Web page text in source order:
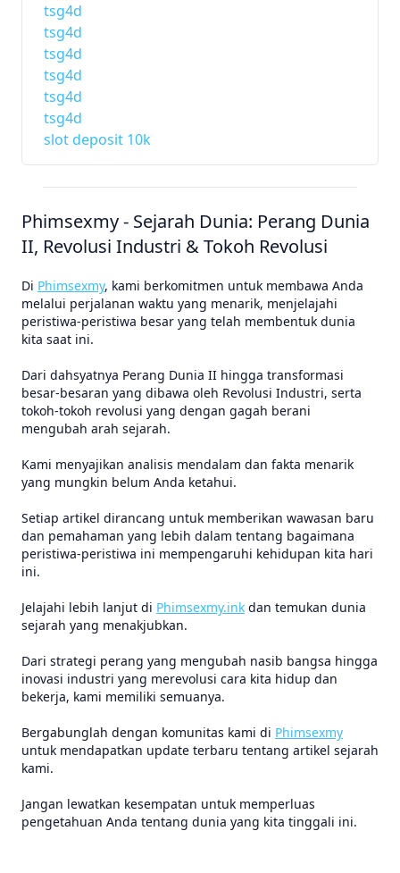
tsg4d
tsg4d
tsg4d
tsg4d
tsg4d
tsg4d
slot deposit 10k
Phimsexmy - Sejarah Dunia: Perang Dunia
II, Revolusi Industri & Tokoh Revolusi
Di Phimsexmy, kami berkomitmen untuk membawa Anda
melalui perjalanan waktu yang menarik, menjelajahi
peristiwa-peristiwa besar yang telah membentuk dunia
kita saat ini.
Dari dahsyatnya Perang Dunia II hingga transformasi
besar-besaran yang dibawa oleh Revolusi Industri, serta
tokoh-tokoh revolusi yang dengan gagah berani
mengubah arah sejarah.
Kami menyajikan analisis mendalam dan fakta menarik
yang mungkin belum Anda ketahui.
Setiap artikel dirancang untuk memberikan wawasan baru
dan pemahaman yang lebih dalam tentang bagaimana
peristiwa-peristiwa ini mempengaruhi kehidupan kita hari
ini.
Jelajahi lebih lanjut di Phimsexmy.ink dan temukan dunia
sejarah yang menakjubkan.
Dari strategi perang yang mengubah nasib bangsa hingga
inovasi industri yang merevolusi cara kita hidup dan
bekerja, kami memiliki semuanya.
Bergabunglah dengan komunitas kami di Phimsexmy
untuk mendapatkan update terbaru tentang artikel sejarah
kami.
Jangan lewatkan kesempatan untuk memperluas
pengetahuan Anda tentang dunia yang kita tinggali ini.